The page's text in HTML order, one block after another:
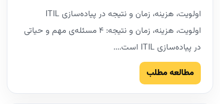
اولویت، هزینه، زمان و نتیجه در پیاده‌سازی ITIL
اولویت، هزینه، زمان و نتیجه: ۴ مسئله‌ی مهم و حیاتی
در پیاده‌سازی ITIL است....
مطالعه مطلب